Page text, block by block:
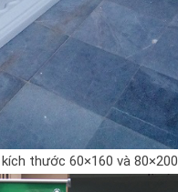
thước 60×160 và 80×200